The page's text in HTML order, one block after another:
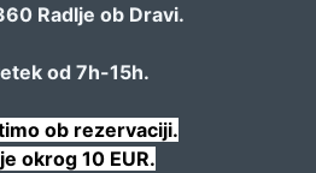
Radlje ob Dravi.
od 7h-15h.
ob rezervaciji.
okrog 10 EUR.